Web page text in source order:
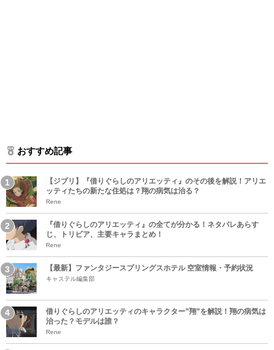
おすすめ記事
【ジブリ】『借りぐらしのアリエッティ』のその後を解説！アリエ
ッティたちの新たな住処は？翔の病気は治る？
Rene
『借りぐらしのアリエッティ』の全てが分かる！ネタバレあらす
じ、トリビア、主要キャラまとめ！
Rene
【最新】ファンタジースプリングスホテル 空室情報・予約状況
キャステル編集部
借りぐらしのアリエッティのキャラクター”翔”を解説！翔の病気は
治った？モデルは誰？
Rene